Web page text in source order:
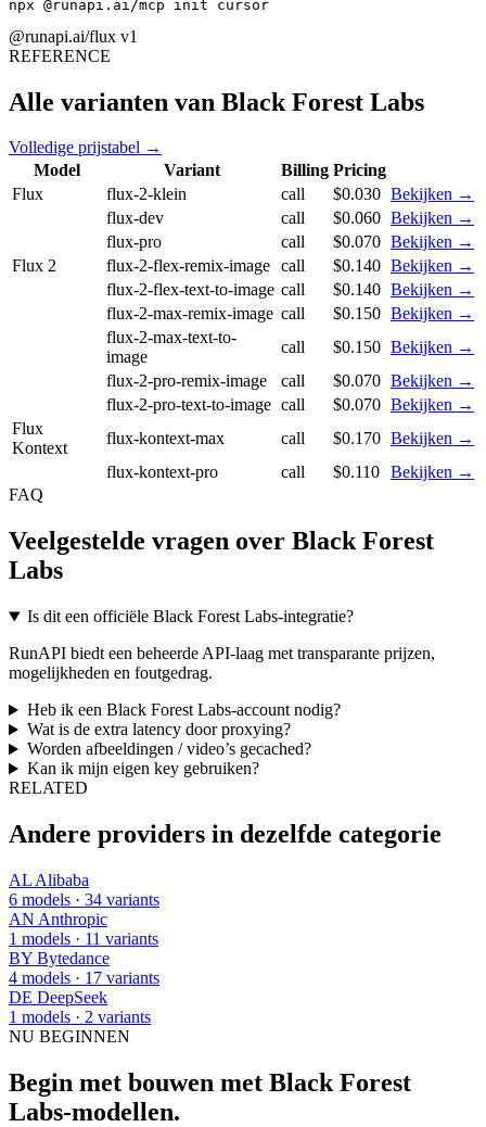
npx @runapi.ai/mcp init cursor
@runapi.ai/flux v1
REFERENCE
Alle varianten van Black Forest Labs
Volledige prijstabel →
Model
Variant Billing Pricing
Flux
flux-2-klein call $0.030 Bekijken →
flux-dev
call $0.060 Bekijken →
flux-pro
call $0.070 Bekijken →
Flux 2
flux-2-flex-remix-image call $0.140 Bekijken →
flux-2-flex-text-to-image call $0.140 Bekijken →
flux-2-max-remix-image call $0.150 Bekijken →
flux-2-max-text-to-
image
call $0.150 Bekijken →
flux-2-pro-remix-image
call $0.070 Bekijken →
flux-2-pro-text-to-image call $0.070 Bekijken →
Flux
Kontext
flux-kontext-max call $0.170 Bekijken →
flux-kontext-pro
call $0.110 Bekijken →
FAQ
Veelgestelde vragen over Black Forest
Labs
Is dit een officiële Black Forest Labs-integratie?
RunAPI biedt een beheerde API-laag met transparante prijzen,
mogelijkheden en foutgedrag.
Heb ik een Black Forest Labs-account nodig?
Wat is de extra latency door proxying?
Worden afbeeldingen / video’s gecached?
Kan ik mijn eigen key gebruiken?
RELATED
Andere providers in dezelfde categorie
AL Alibaba
6 models · 34 variants
AN Anthropic
1 models · 11 variants
BY Bytedance
4 models · 17 variants
DE DeepSeek
1 models · 2 variants
NU BEGINNEN
Begin met bouwen met Black Forest
Labs-modellen.